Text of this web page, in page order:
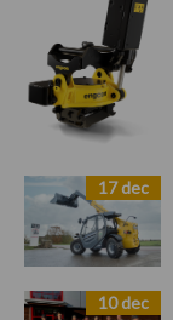
17 dec
10 dec